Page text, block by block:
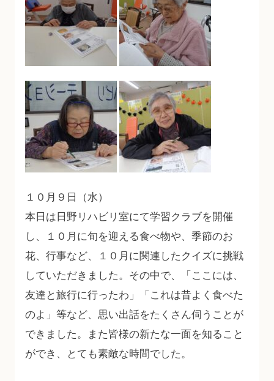
１０月９日（水）
本日は日野リハビリ室にて学習クラブを開催
し、１０月に旬を迎える食べ物や、季節のお
花、行事など、１０月に関連したクイズに挑戦
していただきました。その中で、「ここには、
友達と旅行に行ったわ」「これは昔よく食べた
のよ」等など、思い出話をたくさん伺うことが
できました。また皆様の新たな一面を知ること
ができ、とても素敵な時間でした。